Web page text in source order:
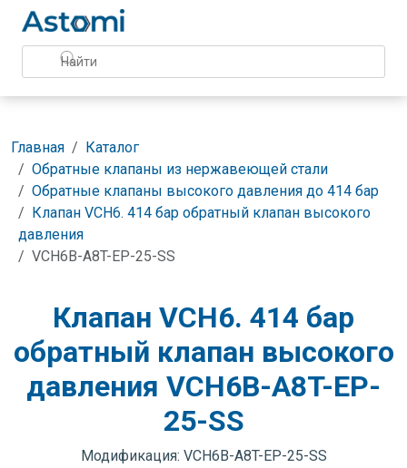
Главная
Каталог
Обратные клапаны из нержавеющей стали
Обратные клапаны высокого давления до 414 бар
Клапан VCH6. 414 бар обратный клапан высокого
давления
VCH6B-A8T-EP-25-SS
Клапан VCH6. 414 бар
обратный клапан высокого
давления VCH6B-A8T-EP-
25-SS
Модификация: VCH6B-A8T-EP-25-SS